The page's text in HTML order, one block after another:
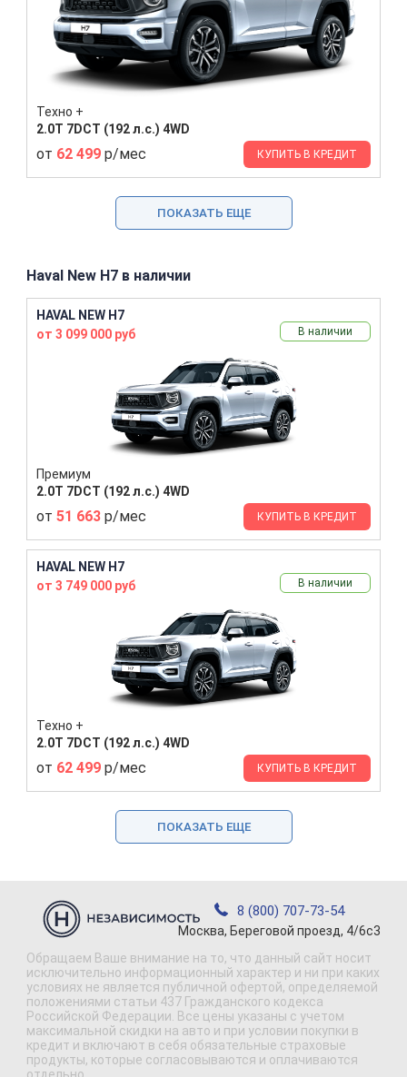
Техно +
2.0T 7DCT (192 л.с.) 4WD
от 62 499 р/мес КУПИТЬ В КРЕДИТ
ПОКАЗАТЬ ЕЩЕ
Haval New H7 в наличии
HAVAL NEW H7
от 3 099 000 руб
В наличии
Премиум
2.0T 7DCT (192 л.с.) 4WD
от 51 663 р/мес КУПИТЬ В КРЕДИТ
HAVAL NEW H7
от 3 749 000 руб
В наличии
Техно +
2.0T 7DCT (192 л.с.) 4WD
от 62 499 р/мес КУПИТЬ В КРЕДИТ
ПОКАЗАТЬ ЕЩЕ
8 (800) 707-73-54
Москва, Береговой проезд, 4/6с3
Обращаем Ваше внимание на то, что данный сайт носит
исключительно информационный характер и ни при каких
условиях не является публичной офертой, определяемой
положениями статьи 437 Гражданского кодекса
Российской Федерации. Все цены указаны с учетом
максимальной скидки на авто и при условии покупки в
кредит и включают в себя обязательные страховые
продукты, которые согласовываются и оплачиваются